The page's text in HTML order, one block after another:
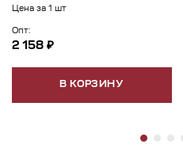
Цена за 1 шт
Опт:
2 158 ₽
В КОРЗИНУ